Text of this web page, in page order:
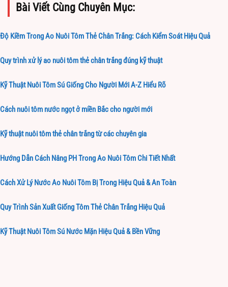
Bài Viết Cùng Chuyên Mục:
Độ Kiềm Trong Ao Nuôi Tôm Thẻ Chân Trắng: Cách Kiểm Soát Hiệu Quả
Quy trình xử lý ao nuôi tôm thẻ chân trắng đúng kỹ thuật
Kỹ Thuật Nuôi Tôm Sú Giống Cho Người Mới A-Z Hiểu Rõ
Cách nuôi tôm nước ngọt ở miền Bắc cho người mới
Kỹ thuật nuôi tôm thẻ chân trắng từ các chuyên gia
Hướng Dẫn Cách Nâng PH Trong Ao Nuôi Tôm Chi Tiết Nhất
Cách Xử Lý Nước Ao Nuôi Tôm Bị Trong Hiệu Quả & An Toàn
Quy Trình Sản Xuất Giống Tôm Thẻ Chân Trắng Hiệu Quả
Kỹ Thuật Nuôi Tôm Sú Nước Mặn Hiệu Quả & Bền Vững